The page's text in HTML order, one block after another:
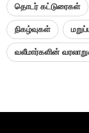
தொடர் கட்டுரைகள்
நிகழ்வுகள்
வலீமார்களின்